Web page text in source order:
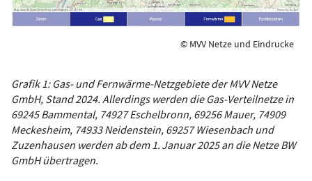
© MVV Netze und Eindrucke
Grafik 1: Gas- und Fernwärme-Netzgebiete der MVV Netze
GmbH, Stand 2024. Allerdings werden die Gas-Verteilnetze in
69245 Bammental, 74927 Eschelbronn, 69256 Mauer, 74909
Meckesheim, 74933 Neidenstein, 69257 Wiesenbach und
Zuzenhausen werden ab dem 1. Januar 2025 an die Netze BW
GmbH übertragen.